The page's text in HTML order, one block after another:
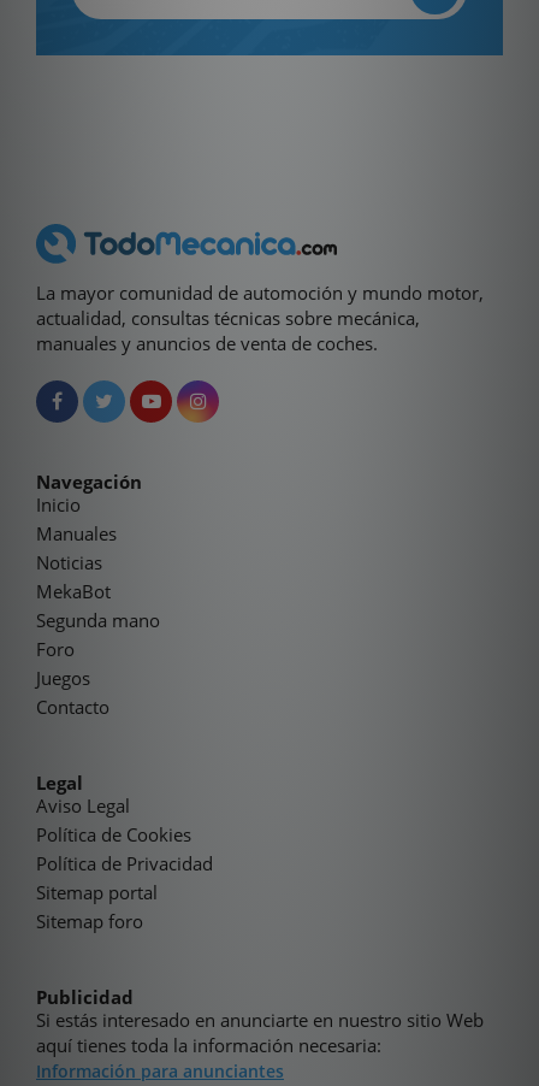
La mayor comunidad de automoción y mundo motor,
actualidad, consultas técnicas sobre mecánica,
manuales y anuncios de venta de coches.
Navegación
Inicio
Manuales
Noticias
MekaBot
Segunda mano
Foro
Juegos
Contacto
Legal
Aviso Legal
Política de Cookies
Política de Privacidad
Sitemap portal
Sitemap foro
Publicidad
Si estás interesado en anunciarte en nuestro sitio Web
aquí tienes toda la información necesaria:
Información para anunciantes